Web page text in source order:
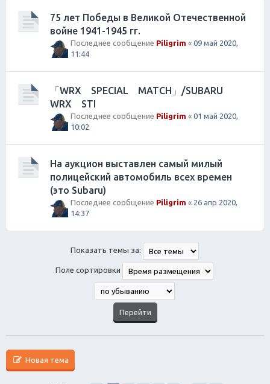
75 лет Победы в Великой Отечественной
войне 1941-1945 гг.
Последнее сообщение Piligrim « 09 май 2020,
11:44
「WRX SPECIAL MATCH」/SUBARU
WRX STI
Последнее сообщение Piligrim « 01 май 2020,
10:02
На аукцион выставлен самый милый
полицейский автомобиль всех времен
(это Subaru)
Последнее сообщение Piligrim « 26 апр 2020,
14:37
Показать темы за:
Поле сортировки
Новая тема